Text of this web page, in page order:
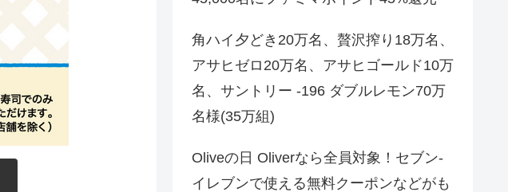
角ハイ夕どき20万名、贅沢搾り18万名、
アサヒゼロ20万名、アサヒゴールド10万
名、サントリー -196 ダブルレモン70万
名様(35万組)
Oliveの日 Oliverなら全員対象！セブン‐
イレブンで使える無料クーポンなどがも